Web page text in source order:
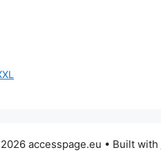
accesspage.eu • Built with